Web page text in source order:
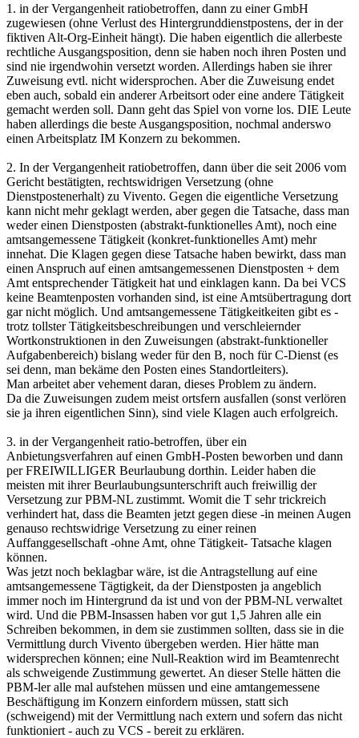
1. in der Vergangenheit ratiobetroffen, dann zu einer GmbH
zugewiesen (ohne Verlust des Hintergrunddienstpostens, der in der
fiktiven Alt-Org-Einheit hängt). Die haben eigentlich die allerbeste
rechtliche Ausgangsposition, denn sie haben noch ihren Posten und
sind nie irgendwohin versetzt worden. Allerdings haben sie ihrer
Zuweisung evtl. nicht widersprochen. Aber die Zuweisung endet
eben auch, sobald ein anderer Arbeitsort oder eine andere Tätigkeit
gemacht werden soll. Dann geht das Spiel von vorne los. DIE Leute
haben allerdings die beste Ausgangsposition, nochmal anderswo
einen Arbeitsplatz IM Konzern zu bekommen.
2. In der Vergangenheit ratiobetroffen, dann über die seit 2006 vom
Gericht bestätigten, rechtswidrigen Versetzung (ohne
Dienstpostenerhalt) zu Vivento. Gegen die eigentliche Versetzung
kann nicht mehr geklagt werden, aber gegen die Tatsache, dass man
weder einen Dienstposten (abstrakt-funktionelles Amt), noch eine
amtsangemessene Tätigkeit (konkret-funktionelles Amt) mehr
innehat. Die Klagen gegen diese Tatsache haben bewirkt, dass man
einen Anspruch auf einen amtsangemessenen Dienstposten + dem
Amt entsprechender Tätigkeit hat und einklagen kann. Da bei VCS
keine Beamtenposten vorhanden sind, ist eine Amtsübertragung dort
gar nicht möglich. Und amtsangemessene Tätigkeitkeiten gibt es -
trotz tollster Tätigkeitsbeschreibungen und verschleiernder
Wortkonstruktionen in den Zuweisungen (abstrakt-funktioneller
Aufgabenbereich) bislang weder für den B, noch für C-Dienst (es
sei denn, man bekäme den Posten eines Standortleiters).
Man arbeitet aber vehement daran, dieses Problem zu ändern.
Da die Zuweisungen zudem meist ortsfern ausfallen (sonst verlören
sie ja ihren eigentlichen Sinn), sind viele Klagen auch erfolgreich.
3. in der Vergangenheit ratio-betroffen, über ein
Anbietungsverfahren auf einen GmbH-Posten beworben und dann
per FREIWILLIGER Beurlaubung dorthin. Leider haben die
meisten mit ihrer Beurlaubungsunterschrift auch freiwillig der
Versetzung zur PBM-NL zustimmt. Womit die T sehr trickreich
verhindert hat, dass die Beamten jetzt gegen diese -in meinen Augen
genauso rechtswidrige Versetzung zu einer reinen
Auffanggesellschaft -ohne Amt, ohne Tätigkeit- Tatsache klagen
können.
Was jetzt noch beklagbar wäre, ist die Antragstellung auf eine
amtsangemessene Tägtigkeit, da der Dienstposten ja angeblich
immer noch im Hintergrund da ist und von der PBM-NL verwaltet
wird. Und die PBM-Insassen haben vor gut 1,5 Jahren alle ein
Schreiben bekommen, in dem sie zustimmen sollten, dass sie in die
Vermittlung durch Vivento übergeben werden. Hier hätte man
widersprechen können; eine Null-Reaktion wird im Beamtenrecht
als schweigende Zustimmung gewertet. An dieser Stelle hätten die
PBM-ler alle mal aufstehen müssen und eine amtangemessene
Beschäftigung im Konzern einfordern müssen, statt sich
(schweigend) mit der Vermittlung nach extern und sofern das nicht
funktioniert - auch zu VCS - bereit zu erklären.